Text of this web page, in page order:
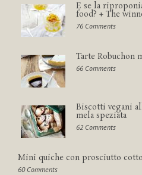
E se la
food? + The
76 Comments
Tarte Robuchon
66 Comments
Biscotti vegani
mela speziata
62 Comments
Mini quiche con prosciutto
60 Comments